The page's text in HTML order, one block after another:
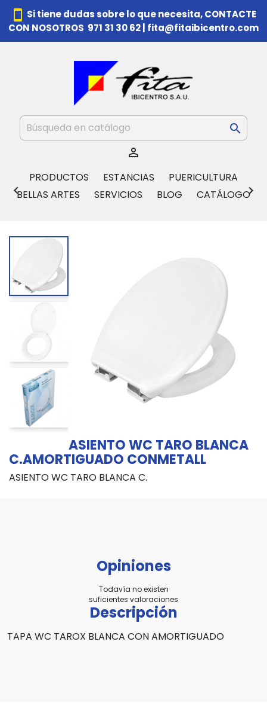
smartphone Si tiene dudas sobre lo que necesita,CONTACTE
CON NOSOTROS 971 31 30 62| fita@fitaibicentro.com


PRODUCTOS ESTANCIAS
PUERICULTURA
BELLAS ARTES
SERVICIOS BLOG CATÁLOGO
 
ASIENTO WC TARO BLANCA
C.AMORTIGUADO CONMETALL
ASIENTO WC TARO BLANCA C.
Opiniones
Todavía no existen
suficientes valoraciones
Descripción
TAPA WC TAROX BLANCA CON AMORTIGUADO